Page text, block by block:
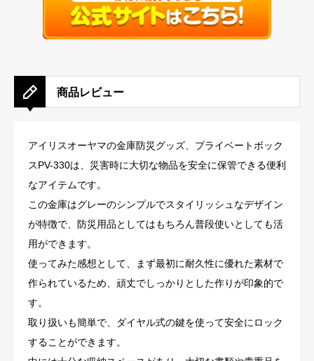
商品レビュー
アイリスオーヤマの金庫防災グッズ、プライベートボック
スPV-330は、災害時に大切な物品を安全に保管できる便利
なアイテムです。
この金庫はグレーのシンプルでスタイリッシュなデザイン
が特徴で、防災用品としてはもちろん普段使いとしても活
用ができます。
使ってみた感想として、まず最初に耐久性に優れた素材で
作られているため、頑丈でしっかりとした作りが印象的で
す。
取り扱いも簡単で、ダイヤル式の鍵を使って安全にロック
することができます。